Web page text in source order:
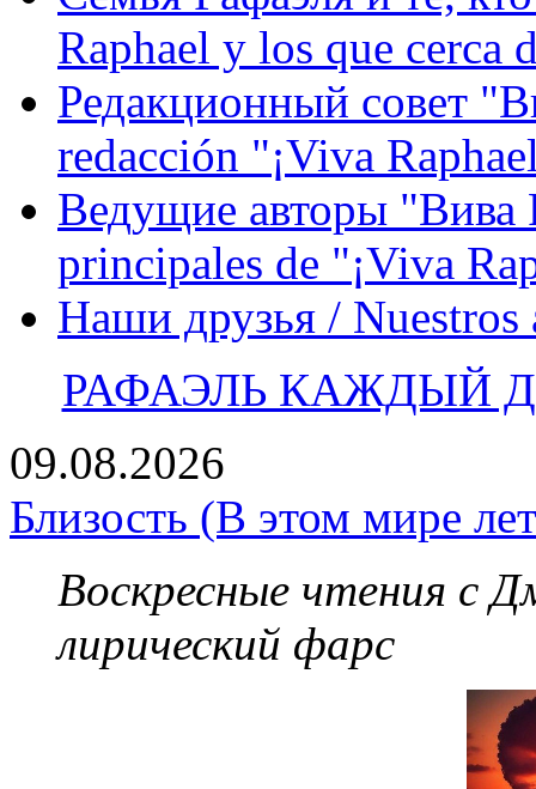
Raphael y los que cerca
Редакционный совет
redacción "¡Viva
Ведущие авторы "Вива
principales de "¡Viva
Наши друзья / Nuestros
РАФАЭЛЬ КАЖДЫЙ
09.08.2026
Близость (В этом мире
Воскресные чтения с
лирический фарс